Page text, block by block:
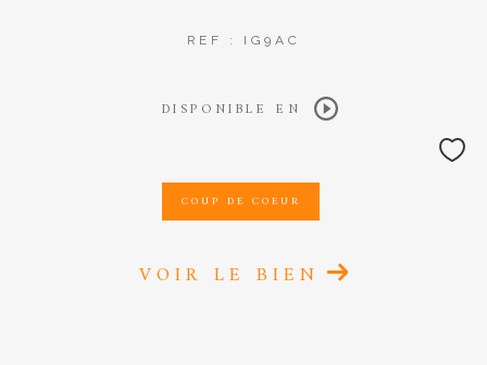
REF : IG9AC
DISPONIBLE EN
COUP DE COEUR
VOIR LE BIEN
FILTRER PAR